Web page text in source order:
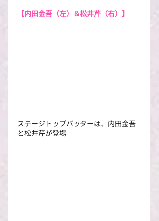
【内田金吾（左）＆松井芹（右）】
ステージトップバッターは、内田金吾
と松井芹が登場